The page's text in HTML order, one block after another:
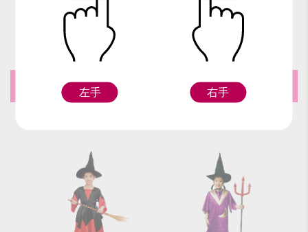
#巫女
推薦商品左手 右手